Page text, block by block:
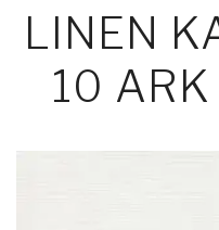
LINEN
10 ARK